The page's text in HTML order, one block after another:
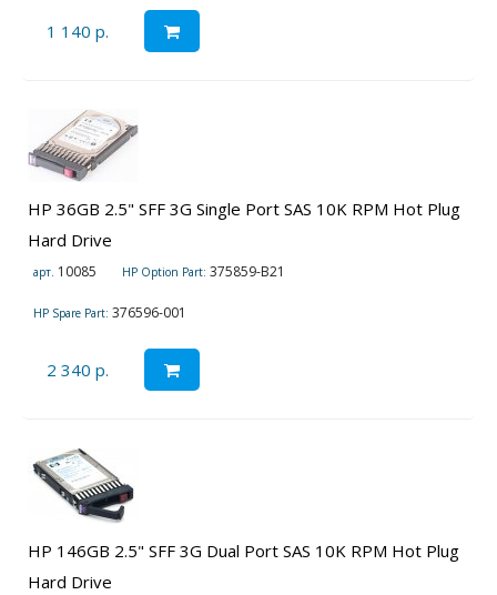
1 140 р.
HP 36GB 2.5" SFF 3G Single Port SAS 10K RPM Hot Plug
Hard Drive
арт. 10085 HP Option Part: 375859-B21
HP Spare Part: 376596-001
2 340 р.
HP 146GB 2.5" SFF 3G Dual Port SAS 10K RPM Hot Plug
Hard Drive